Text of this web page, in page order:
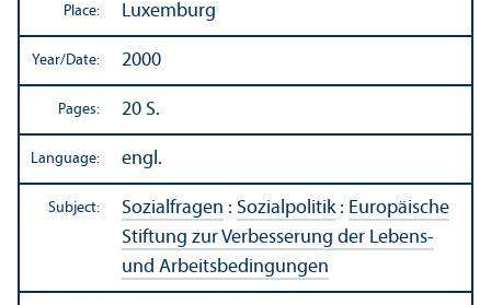
Place: Luxemburg
Year/Date: 2000
Pages: 20 S.
Language: engl.
Subject: Sozialfragen : Sozialpolitik: Europäische
Stiftung zur Verbesserung der Lebens-
und Arbeitsbedingungen